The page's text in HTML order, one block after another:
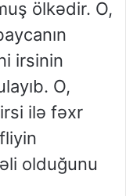
ölkədir. O,
irsinin
O,
ilə fəxr
olduğunu